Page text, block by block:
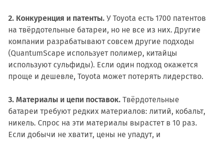
2. Конкуренция и патенты.У Toyota есть 1700 патентов
на твёрдотельные батареи, но не все из них. Другие
компании разрабатывают совсем другие подходы
(QuantumScape использует полимер, китайцы
используют сульфиды). Если один подход окажется
проще и дешевле, Toyota может потерять лидерство.
3. Материалы и цепи поставок.Твёрдотельные
батареи требуют редких материалов: литий, кобальт,
никель. Спрос на эти материалы вырастет в 10 раз.
Если добычи не хватит, цены не упадут, и